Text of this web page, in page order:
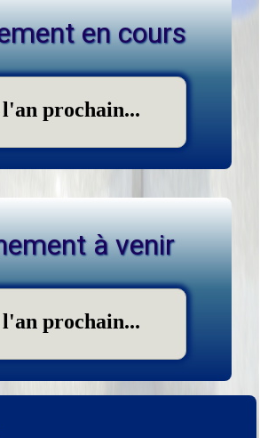
en cours
prochain...
à venir
prochain...